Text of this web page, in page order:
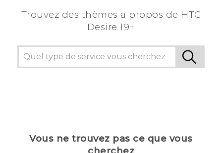
Trouvez des thèmes a propos de ‎HTC
Desire 19+‎
Vous ne trouvez pas ce que vous